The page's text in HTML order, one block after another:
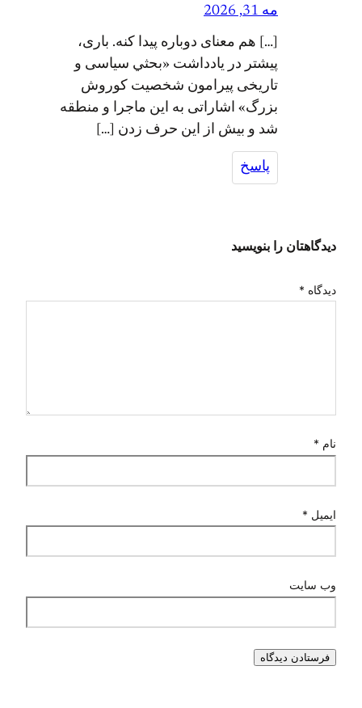
مه 31, 2026
[…] هم معنای دوباره پیدا کنه. باری،
پیشتر در یادداشت «بحثي سیاسی و
تاریخی پیرامون شخصیت کوروش
بزرگ» اشاراتی به این ماجرا و منطقه
شد و بیش از این حرف زدن […]
پاسخ
دیدگاهتان را بنویسید
دیدگاه *
نام *
ایمیل *
وب‌ سایت